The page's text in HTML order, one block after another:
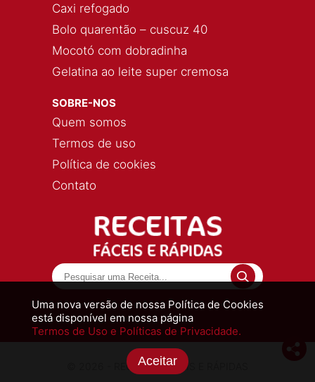
Uma nova versão de nossa Política de Cookies
está disponível em nossa página
Termos de Uso e Políticas de Privacidade.
Aceitar
Caxi refogado
Bolo quarentão – cuscuz 40
Mocotó com dobradinha
Gelatina ao leite super cremosa
SOBRE-NOS
Quem somos
Termos de uso
Política de cookies
Contato
© 2026 - RECEITAS FÁCEIS E RÁPIDAS